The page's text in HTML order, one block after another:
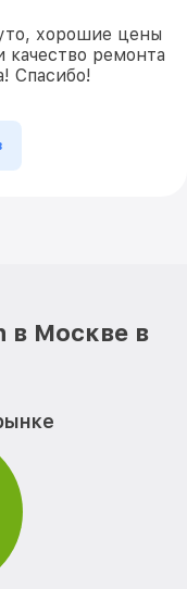
хорошие цены
ремонта
Спасибо!
в Москве в